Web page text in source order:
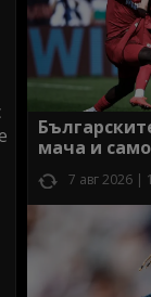
мача и
7 авг 2026 |